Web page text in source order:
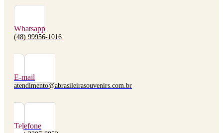
Whatsapp
(48) 99956-1016
E-mail
atendimento@abrasileirasouvenirs.com.br
Telefone